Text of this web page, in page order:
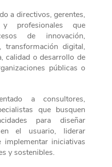
a directivos, gerentes,
profesionales que
de innovación,
transformación digital,
calidad o desarrollo de
públicas o
a consultores,
que busquen
para diseñar
el usuario, liderar
iniciativas
y sostenibles.